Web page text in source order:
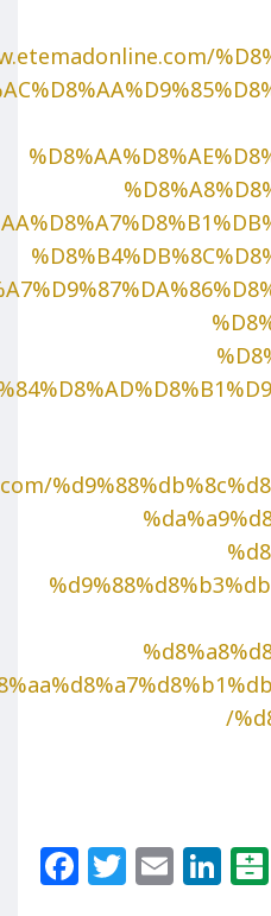
Facebook
Twitter
Email